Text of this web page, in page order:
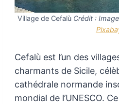
Village de Cefalù Crédit :
Cefalù est l’un des
charmants de Sicile,
cathédrale normande
mondial de l’UNESCO.